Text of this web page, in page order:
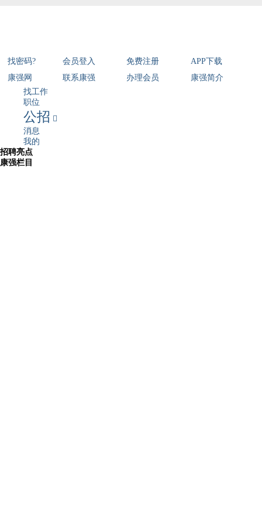
找密码? 会员登入 免费注册
APP下载
康强网
联系康强 办理会员
康强简介
找工作
职位
公招 
消息
我的
招聘亮点
康强栏目